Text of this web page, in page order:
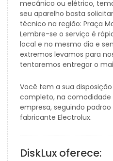
mecânico ou elétrico,
seu aparelho basta
técnico na região: Praça
Lembre-se o serviço é
local e no mesmo dia e
extremos levamos para
tentaremos entregar o
Você tem a sua
completo, na comodidade
empresa, seguindo
fabricante Electrolux.
DiskLux oferece: